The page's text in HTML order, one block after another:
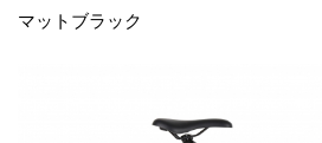
マットブラック